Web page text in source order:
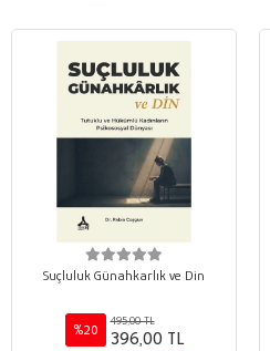
Suçluluk Günahkarlık ve Din
%20
495,00 TL
396,00 TL